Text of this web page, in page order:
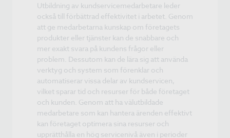
Utbildning av kundservicemedarbetare leder
också till förbättrad effektivitet i arbetet. Genom
att ge medarbetarna kunskap om företagets
produkter eller tjänster kan de snabbare och
mer exakt svara på kundens frågor eller
problem. Dessutom kan de lära sig att använda
verktyg och system som förenklar och
automatiserar vissa delar av kundservicen,
vilket sparar tid och resurser för både företaget
och kunden. Genom att ha välutbildade
medarbetare som kan hantera ärenden effektivt
kan företaget optimera sina resurser och
upprätthålla en hög servicenivå även i perioder